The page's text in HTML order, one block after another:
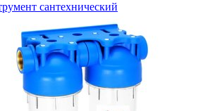
сантехнический